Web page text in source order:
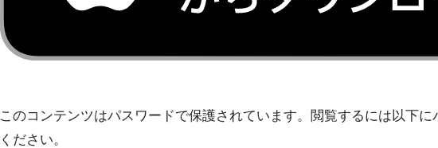
このコンテンツはパスワードで保護されています。閲覧するには以下に
ください。